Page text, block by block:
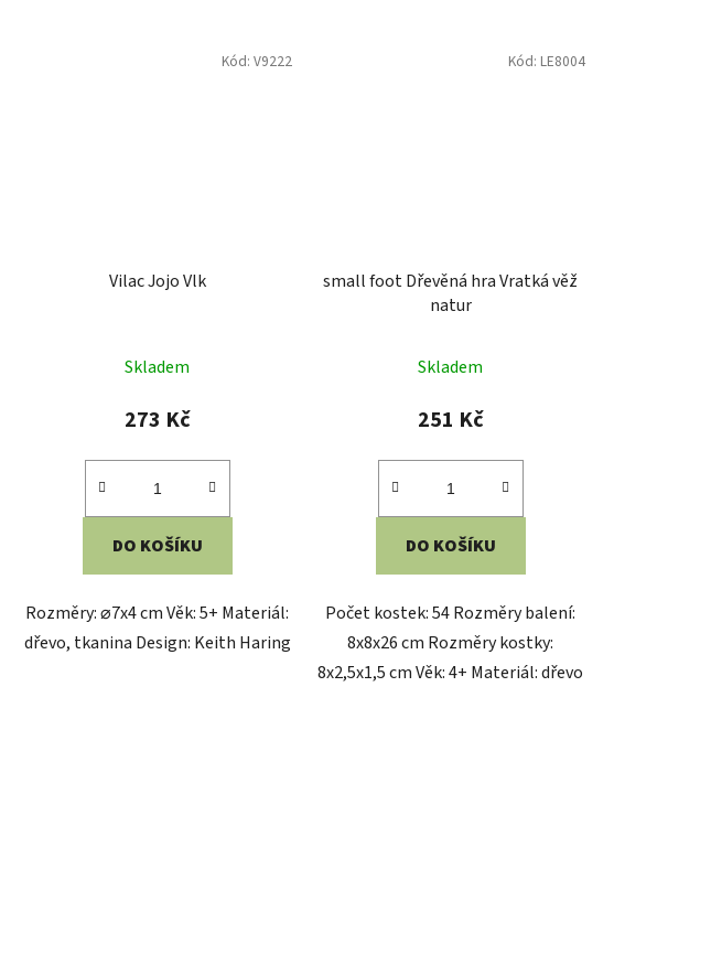
Vilac Jojo Vlk
Skladem
273 Kč
DO KOŠÍKU
Rozměry: ⌀7x4 cm Věk: 5+ Materiál:
dřevo, tkanina Design: Keith Haring
Kód: V9222
small foot Dřevěná hra Vratká věž
natur
Skladem
251 Kč
DO KOŠÍKU
Počet kostek: 54 Rozměry balení:
8x8x26 cm Rozměry kostky:
8x2,5x1,5 cm Věk: 4+ Materiál: dřevo
Kód: LE8004